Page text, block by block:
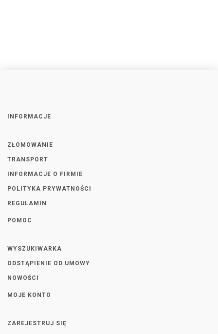
INFORMACJE
ZŁOMOWANIE
TRANSPORT
INFORMACJE O FIRMIE
POLITYKA PRYWATNOŚCI
REGULAMIN
POMOC
WYSZUKIWARKA
ODSTĄPIENIE OD UMOWY
NOWOŚCI
MOJE KONTO
ZAREJESTRUJ SIĘ